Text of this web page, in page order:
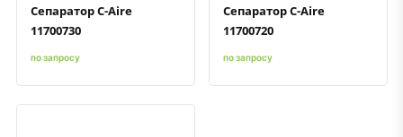
Сепаратор C-Aire
11700730
по запросу
Сепаратор C-Aire
11700720
по запросу